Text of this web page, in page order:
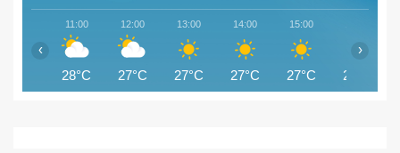
11:00
28°C
12:00
27°C
13:00
27°C
14:00
27°C
15:00
27°C 26°C
‹ ›